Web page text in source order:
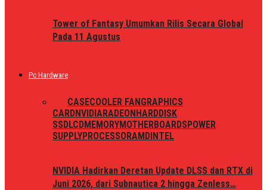
Tower of Fantasy Umumkan Rilis Secara Global
Pada 11 Agustus
Pc Hardware
CASECOOLER FAN GRAPHICS
CARDNVIDIARADEON HARDDISK
SSDLCDMEMORYMOTHERBOARDSPOWER
SUPPLYPROCESSORAMD INTEL
NVIDIA Hadirkan Deretan Update DLSS dan RTX di
Juni 2026, dari Subnautica 2 hingga Zenless…